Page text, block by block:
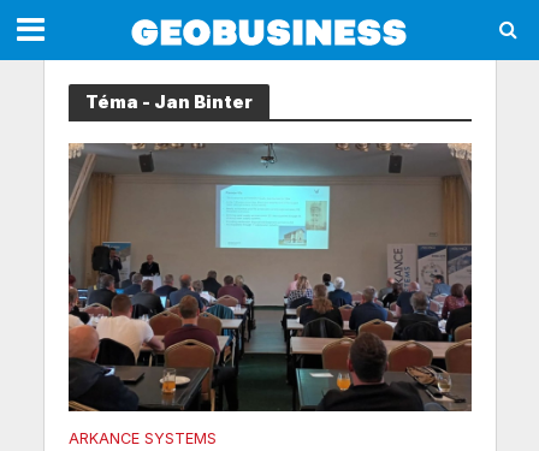
Téma - Jan Binter
ARKANCE SYSTEMS